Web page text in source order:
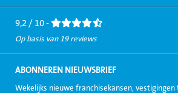
FacebookLinkedInTwitter
9,2 / 10 -
Op basis van 19 reviews
ABONNEREN NIEUWSBRIEF
Wekelijks nieuwe franchisekansen, vestigingen